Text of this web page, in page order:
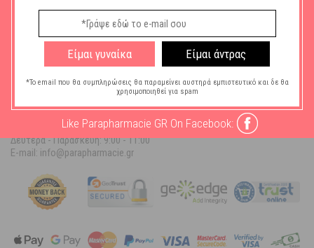
ΠΛΗΡΟΦΟΡΊΕΣ
Ο ΛΟΓΑΡΙΑΣΜΌΣ ΜΟΥ
ΠΛΗΡΟΦΟΡΙΕΣ ΚΑΤ/ΜΑΤΟΣ
Parapharmacie.gr
Τηλ. Επικοινωνίας: 215 215 2223
Δευτέρα - Παρασκευή:9:00 - 11:00
E-mail: info@parapharmacie.gr
Είμαι γυναίκα Είμαι άντρας
*Το email που θα συμπληρώσεις θα παραμείνει αυστηρά εμπιστευτικό και δε θα
χρησιμοποιηθεί για spam
Like Parapharmacie GR On Facebook: